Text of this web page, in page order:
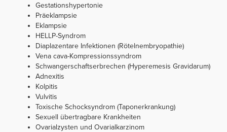
Gestationshypertonie
Präeklampsie
Eklampsie
HELLP-Syndrom
Diaplazentare Infektionen (Rötelnembryopathie)
Vena cava-Kompressionssyndrom
Schwangerschaftserbrechen (Hyperemesis Gravidarum)
Adnexitis
Kolpitis
Vulvitis
Toxische Schocksyndrom (Taponerkrankung)
Sexuell übertragbare Krankheiten
Ovarialzysten und Ovarialkarzinom